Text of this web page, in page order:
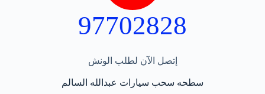
97702828
إتصل الآن لطلب الونش
سطحه سحب سيارات عبدالله السالم